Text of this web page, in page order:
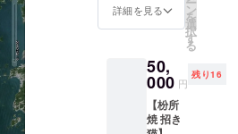
2018AYAGA
2020 かが
わ・山なみ
AYAGA
WA 本
版で
す。
をつく
りま
は・・
・縄文
時代か
らつく
られて
詳細を見る ン
を
選
択
す
る
50,
000 円
残り16
【枌所
焼 招き